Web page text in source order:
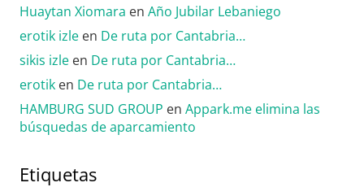
Huaytan Xiomara en Año Jubilar Lebaniego
erotik izle en De ruta por Cantabria…
sikis izle en De ruta por Cantabria…
erotik en De ruta por Cantabria…
HAMBURG SUD GROUP en Appark.me elimina las
búsquedas de aparcamiento
Etiquetas